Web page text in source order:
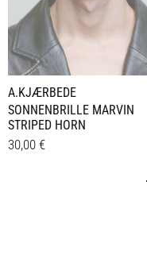
A.KJÆRBEDE
SONNENBRILLE MARVIN
STRIPED HORN
30,00 €